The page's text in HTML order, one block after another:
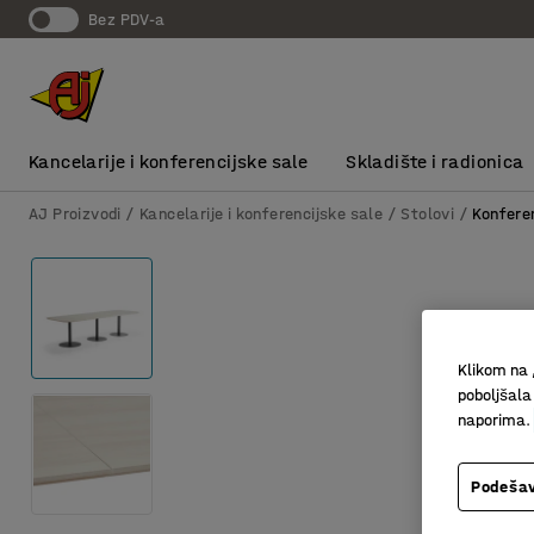
bez PDV-a
Kancelarije i konferencijske sale Skladište i radionica
AJ Proizvodi Kancelarije i konferencijske sale Stolovi
Klikom na
naporima.